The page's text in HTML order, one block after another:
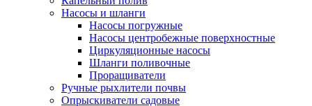
Насосы и шланги
Насосы погружные
Насосы центробежные поверхностные
Циркуляционные насосы
Шланги поливочные
Проращиватели
Ручные рыхлители почвы
Опрыскиватели садовые